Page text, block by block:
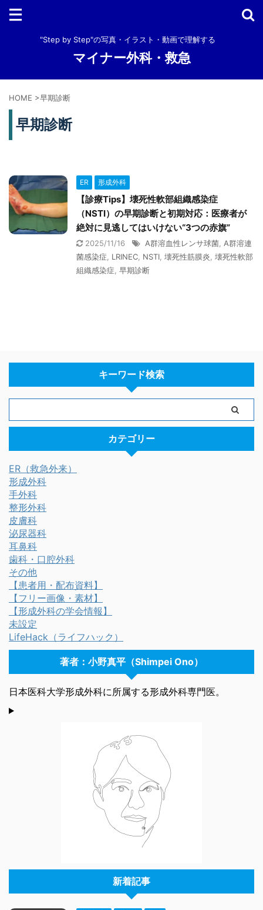
"Step by Step"の写真・イラスト・動画で理解する
マイナー外科・救急
HOME >早期診断
早期診断
ER 形成外科
【診療Tips】壊死性軟部組織感染症
（NSTI）の早期診断と初期対応：医療者が
絶対に見逃してはいけない“3つの赤旗”
2025/11/16 A群溶血性レンサ球菌 A群溶連
菌感染症
LRINEC NSTI 壊死性筋膜炎 壊死性軟部
組織感染症 早期診断
キーワード検索
カテゴリー
ER（救急外来）
形成外科
手外科
整形外科
皮膚科
泌尿器科
耳鼻科
歯科・口腔外科
その他
【患者用・配布資料】
【フリー画像・素材】
【形成外科の学会情報】
未設定
LifeHack（ライフハック）
著者：小野真平（Shimpei Ono）
日本医科大学形成外科に所属する形成外科専門医。
新着記事